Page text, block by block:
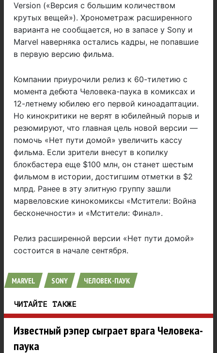
Version («Версия с большим количеством
крутых вещей»). Хронометраж расширенного
варианта не сообщается, но в запасе у Sony и
Marvel наверняка остались кадры, не попавшие
в первую версию фильма.
Компании приурочили релиз к 60-тилетию с
момента дебюта Человека-паука в комиксах и
12-летнему юбилею его первой киноадаптации.
Но кинокритики не верят в юбилейный порыв и
резюмируют, что главная цель новой версии —
помочь «Нет пути домой» увеличить кассу
фильма. Если зрители внесут в копилку
блокбастера еще $100 млн, он станет шестым
фильмом в истории, достигшим отметки в $2
млрд. Ранее в эту элитную группу зашли
марвеловские кинокомиксы «Мстители: Война
бесконечности» и «Мстители: Финал».
Релиз расширенной версии «Нет пути домой»
состоится в начале сентября.
MARVEL SONY ЧЕЛОВЕК-ПАУК
ЧИТАЙТЕ ТАКЖЕ
Известный рэпер сыграет врага Человека-
паука